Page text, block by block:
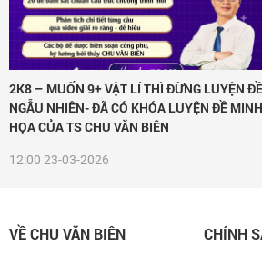
2K8 – MUỐN 9+ VẬT LÍ THÌ ĐỪNG LUYỆN ĐỀ
NGẪU NHIÊN- ĐÃ CÓ KHÓA LUYỆN ĐỀ MINH
HỌA CỦA TS CHU VĂN BIÊN
12:00 23-03-2026
VỀ CHU VĂN BIÊN CHÍNH